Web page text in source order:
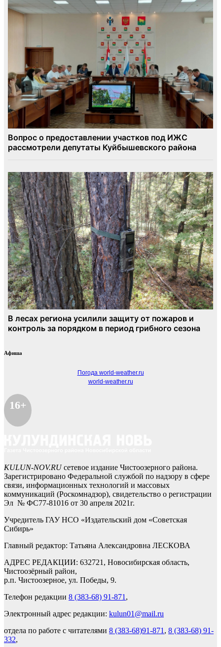
Афиша
Погода world-weather.ru
world-weather.ru
16+
KULUN-NOV.RUсетевое издание Чистоозерного района.
Зарегистрировано Федеральной службой по надзору в сфере
связи, информационных технологий и массовых
коммуникаций (Роскомнадзор), свидетельство о регистрации
Эл № ФС77-81016 от 30 апреля 2021г.
Учредитель ГАУ НСО «Издательский дом «Советская
Сибирь»
Главный редактор: Татьяна Александровна ЛЕСКОВА
АДРЕС РЕДАКЦИИ: 632721, Новосибирская область,
Чистоозёрный район,
р.п. Чистоозерное, ул. Победы, 9.
Телефон редакции 8 (383-68) 91-871 ,
Электронный адрес редакции: kulun01@mail.ru
отдела по работе с читателями 8 (383-68)91-871 , 8 (383-68) 91-
332,